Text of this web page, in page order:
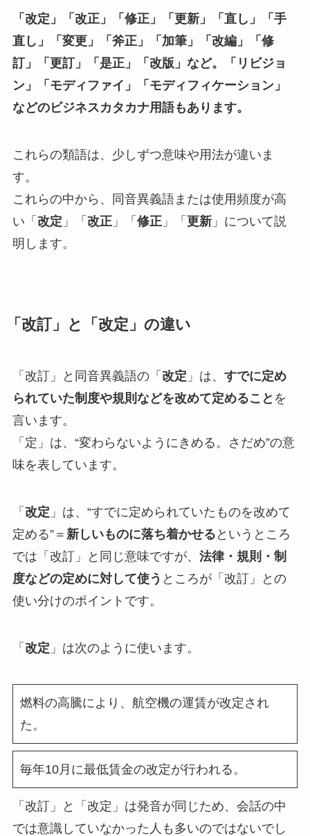
「改定」「改正」「修正」「更新」「直し」「手
直し」「変更」「斧正」「加筆」「改編」「修
訂」「更訂」「是正」「改版」など。「リビジョ
ン」「モディファイ」「モディフィケーション」
などのビジネスカタカナ用語もあります。
これらの類語は、少しずつ意味や用法が違いま
す。
これらの中から、同音異義語または使用頻度が高
い「 改定 」「 改正」「 修正」「 更新」について説
明します。
「改訂」と「改定」の違い
「改訂」と同音異義語の「 改定 」は、 すでに定め
られていた制度や規則などを改めて定めること を
言います。
「定」は、“変わらないようにきめる。さだめ”の意
味を表しています。
「 改定 」は、“すでに定められていたものを改めて
定める”＝ 新しいものに落ち着かせる というところ
では「改訂」と同じ意味ですが、 法律・規則・制
度などの定めに対して使う ところが「改訂」との
使い分けのポイントです。
「 改定 」は次のように使います。
燃料の高騰により、航空機の運賃が改定され
た。
毎年10月に最低賃金の改定が行われる。
「改訂」と「改定」は発音が同じため、会話の中
では意識していなかった人も多いのではないでし